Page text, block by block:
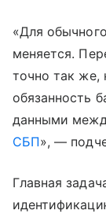
«Для
меняется.
точно так же,
обязанность
данными
СБП», —
Главная